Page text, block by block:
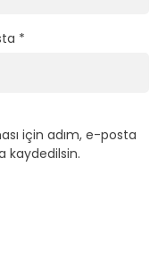
*
için adım, e-posta
kaydedilsin.